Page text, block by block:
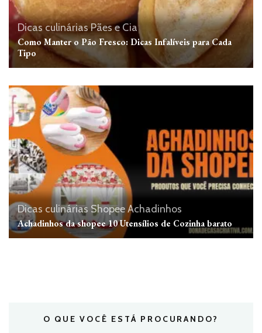
Dicas culináriasPães e Cia
Como Manter o Pão Fresco: Dicas Infalíveis para Cada
Tipo
Dicas culinárias Shopee Achadinhos
Achadinhos da shopee 10 Utensílios de Cozinha barato
O QUE VOCÊ ESTÁ PROCURANDO?